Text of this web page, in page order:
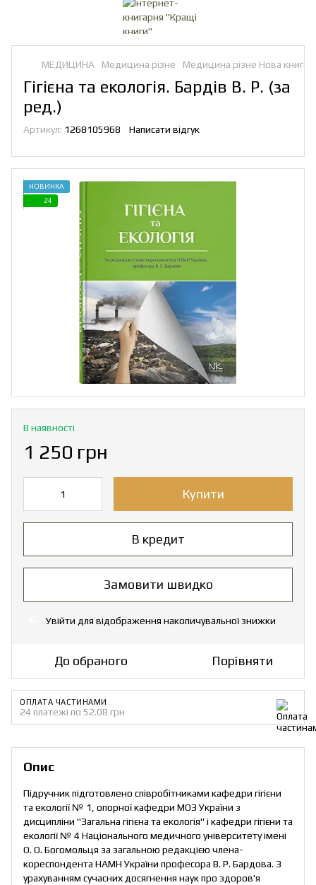
МЕДИЦИНА Медицина різне Медицина різне Нова книга
Гігієна та екологія. Бардів В. Р. (за
ред.)
Артикул: 1268105968 Написати відгук
НОВИНКА
24
В наявності
1 250 грн
Купити
В кредит
Замовити швидко
Увійти для відображення накопичувальної знижки
До обраного Порівняти
ОПЛАТА ЧАСТИНАМИ
24 платежі по 52.08 грн
Опис
Підручник підготовлено співробітниками кафедри гігієни
та екології № 1, опорної кафедри МОЗ України з
дисципліни "Загальна гігієна та екологія" і кафедри гігієни та
екології № 4 Національного медичного університету імені
О. О. Богомольця за загальною редакцією члена-
кореспондента НАМН України професора В. Р. Бардова. З
урахуванням сучасних досягнення наук про здоров'я